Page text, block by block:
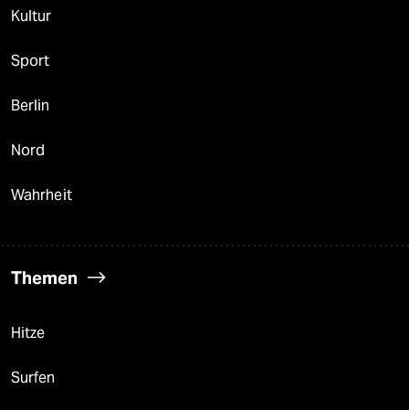
Kultur
Sport
Berlin
Nord
Wahrheit
Themen
Hitze
Surfen